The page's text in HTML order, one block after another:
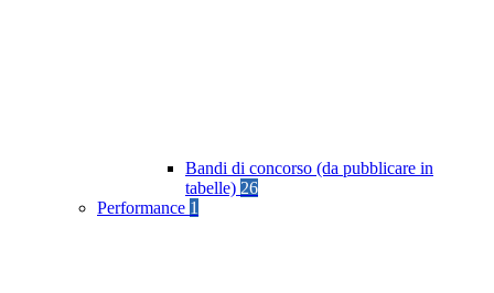
Bandi di concorso (da pubblicare in
tabelle) 26
Performance 1